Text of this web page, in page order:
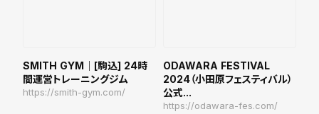
SMITH GYM｜[駒込] 24時
間運営トレーニングジム
https://smith-gym.com/
ODAWARA FESTIVAL
2024（小田原フェスティバル）
公式...
https://odawara-fes.com/